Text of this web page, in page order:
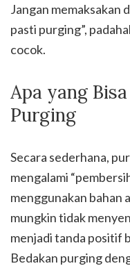
Jangan memaksakan
pasti purging”,
cocok.
Apa yang
Purging
Secara sederhana,
mengalami
menggunakan bahan
mungkin tidak
menjadi tanda positif
Bedakan purging